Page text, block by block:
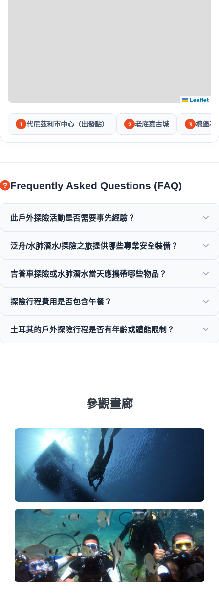
Leaflet
1 代尼茲利市中心（出發點） 2 老底嘉古城 3 棉堡石
Frequently Asked Questions (FAQ)
此戶外探險活動是否需要事先經驗？
供完整指導並全程陪同。
泛舟/水肺潛水/探險之旅提供哪些專業安全裝備？
盔、水肺潛水裝備及設備齊全的探險車輛。
吉普車探險或水肺潛水當天應攜帶哪些物品？
備用衣物。
探險行程費用是否包含午餐？
均包含美味的當地午餐。
土耳其的戶外探險行程是否有年齡或體能限制？
參觀畫廊